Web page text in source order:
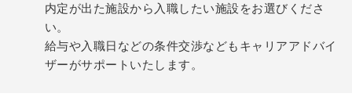
内定が出た施設から入職したい施設をお選びくださ
い。
給与や入職日などの条件交渉などもキャリアアドバイ
ザーがサポートいたします。